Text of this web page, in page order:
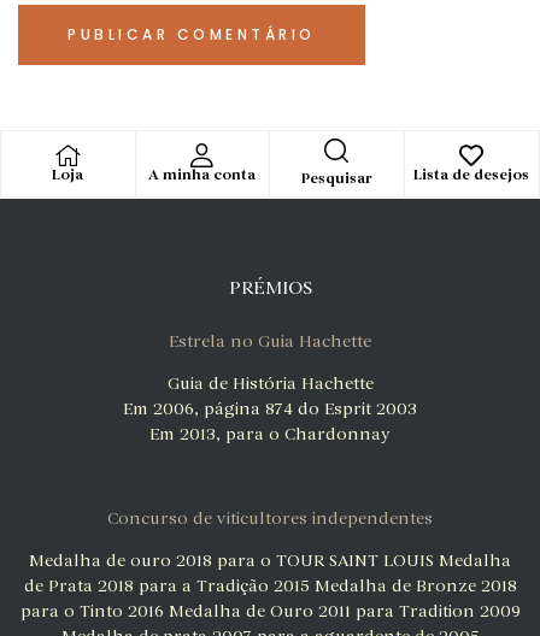
Loja A minha conta Pesquisar Lista de desejos
PRÉMIOS
Estrela no Guia Hachette
Guia de História Hachette
Em 2006, página 874 do Esprit 2003
Em 2013, para o Chardonnay
Concurso de viticultores independentes
Medalha de ouro 2018 para o TOUR SAINT LOUIS Medalha
de Prata 2018 para a Tradição 2015 Medalha de Bronze 2018
para o Tinto 2016 Medalha de Ouro 2011 para Tradition 2009